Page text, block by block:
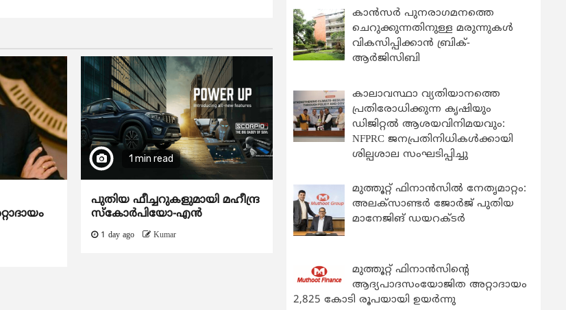
1 min read
പുതിയ ഫീച്ചറുകളുമായി മഹീന്ദ്ര
സ്കോർപിയോ-എൻ
1 day ago Kumar
കാന്‍സര്‍ പുനരാഗമനത്തെ
ചെറുക്കുന്നതിനുള്ള മരുന്നുകള്‍
വികസിപ്പിക്കാന്‍ ബ്രിക്-
ആര്‍ജിസിബി
കാലാവസ്ഥാ വ്യതിയാനത്തെ
പ്രതിരോധിക്കുന്ന കൃഷിയും
ഡിജിറ്റൽ ആശയവിനിമയവും:
NFPRC ജനപ്രതിനിധികൾക്കായി
ശില്പശാല സംഘടിപ്പിച്ചു
മുത്തൂറ്റ് ഫിനാൻസിൽ നേതൃമാറ്റം:
അലക്സാണ്ടർ ജോർജ് പുതിയ
മാനേജിങ് ഡയറക്ടർ
മുത്തൂറ്റ് ഫിനാൻസിന്റെ
ആദ്യപാദസംയോജിത അറ്റാദായം
2,825 കോടി രൂപയായി ഉയർന്നു